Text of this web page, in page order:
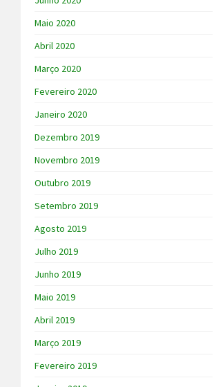
Maio 2020
Abril 2020
Março 2020
Fevereiro 2020
Janeiro 2020
Dezembro 2019
Novembro 2019
Outubro 2019
Setembro 2019
Agosto 2019
Julho 2019
Junho 2019
Maio 2019
Abril 2019
Março 2019
Fevereiro 2019